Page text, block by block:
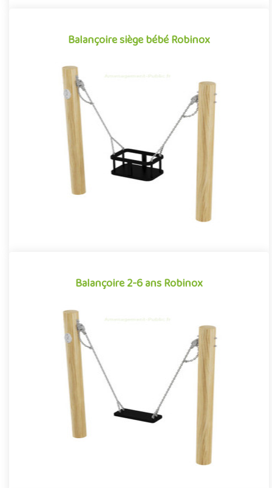
Balançoire siège bébé Robinox
Balançoire siège bébé Robinox
Équipement ludique particulièrement apprécié par les tout-
petits pour ses sensations tout aussi apaisantes qu’amusantes,
Offre partenaire
Balançoire 2-6 ans Robinox
Balançoire 2-6 ans Robinox
Équipement ludique particulièrement apprécié par les petit pour
ses sensations tout aussi apaisantes qu’amusantes, la balanço..
Offre partenaire